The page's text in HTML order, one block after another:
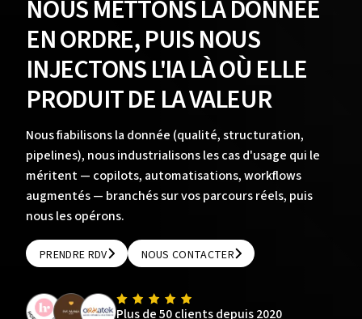
NOUS METTONS LA DONNÉE
EN ORDRE, PUIS NOUS
INJECTONS L'IA LÀ OÙ ELLE
PRODUIT DE LA VALEUR
Nous fiabilisons la donnée (qualité, structuration,
pipelines), nous industrialisons les cas d'usage qui le
méritent — copilots, automatisations, workflows
augmentés — branchés sur vos parcours réels, puis
nous les opérons.
PRENDRE RDV
PRENDRE RDV
NOUS CONTACTER
NOUS CONTACTER
Plus de 50 clients depuis 2020